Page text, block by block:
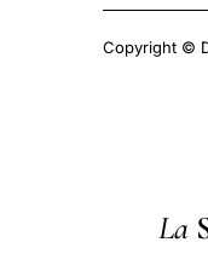
Copyright ©
La